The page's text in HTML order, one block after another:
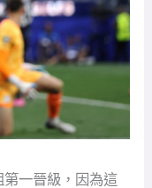
一晉級，因為這